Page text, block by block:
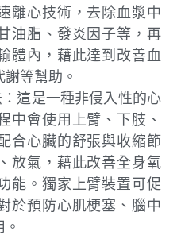
離心技術，去除血漿中
油脂、發炎因子等，再
體內，藉此達到改善血
等幫助。
這是一種非侵入性的心
中會使用上臂、下肢、
合心臟的舒張與收縮節
放氣，藉此改善全身氧
能。獨家上臂裝置可促
於預防心肌梗塞、腦中